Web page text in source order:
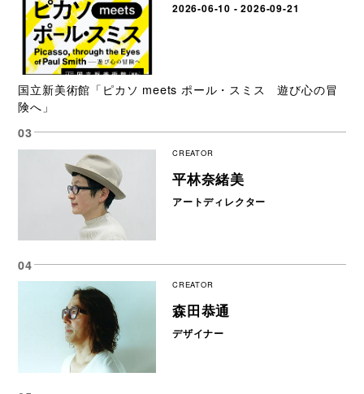
2026-06-10 - 2026-09-21
国立新美術館「ピカソ meets ポール・スミス 遊び心の冒
険へ」
CREATOR
平林奈緒美
アートディレクター
CREATOR
森田恭通
デザイナー